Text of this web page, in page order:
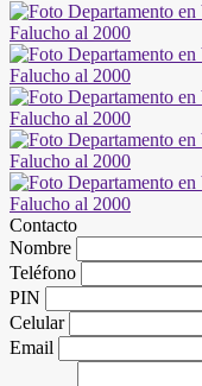
Contacto
Nombre
Teléfono
PIN
Celular
Email